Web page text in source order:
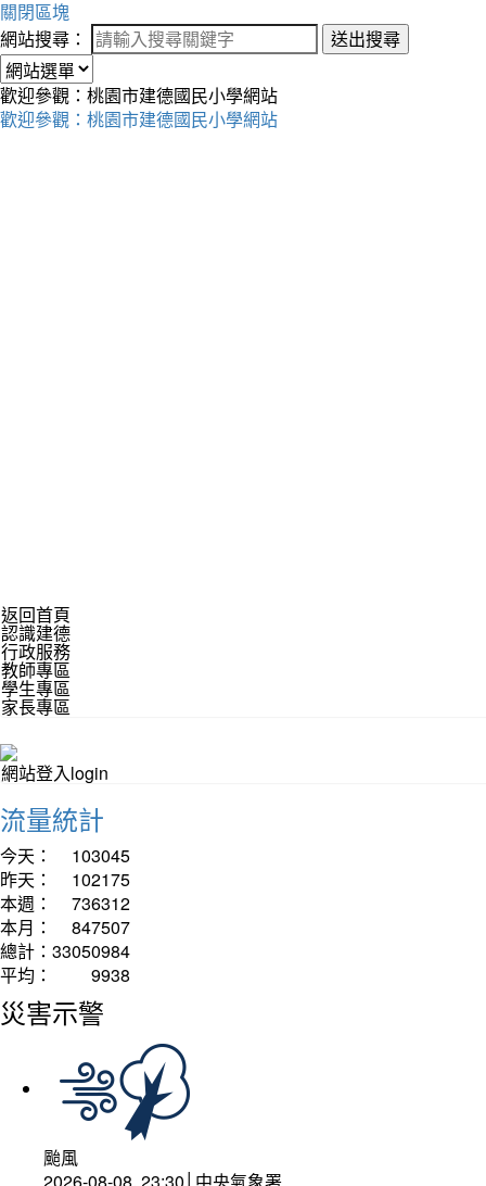
關閉區塊
網站搜尋：
送出搜尋
歡迎參觀：桃園市建德國民小學網站
歡迎參觀：桃園市建德國民小學網站
返回首頁
認識建德
行政服務
教師專區
學生專區
家長專區
網站登入login
流量統計
今天：
103045
昨天：
102175
本週：
736312
本月：
847507
總計： 33050984
平均：
9938
災害示警
颱風